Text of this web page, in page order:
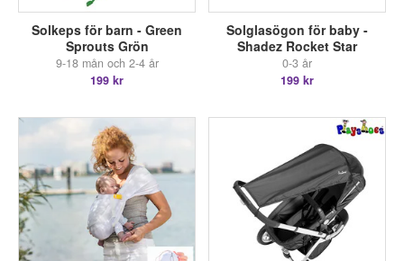
Solkeps för barn - Green
Sprouts Grön
9-18 mån och 2-4 år
199 kr
Solglasögon för baby -
Shadez Rocket Star
0-3 år
199 kr